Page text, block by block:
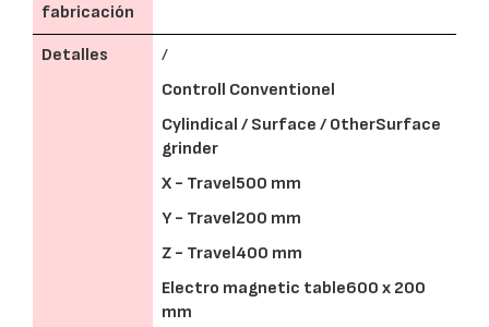
fabricación
Detalles
/
Controll Conventionel
Cylindical / Surface / OtherSurface
grinder
X - Travel500 mm
Y - Travel200 mm
Z - Travel400 mm
Electro magnetic table600 x 200
mm